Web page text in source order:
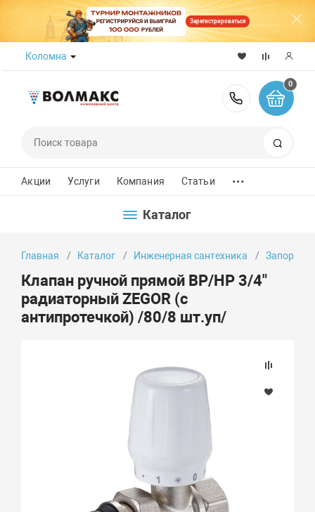
Зарегистрироваться
Коломна
8 (800)
0
Акции Услуги Компания Статьи ...
Каталог
Главная Каталог Инженерная сантехника Запорно-
Клапан ручной прямой ВР/НР 3/4"
радиаторный ZEGOR (с
антипротечкой) /80/8 шт.уп/